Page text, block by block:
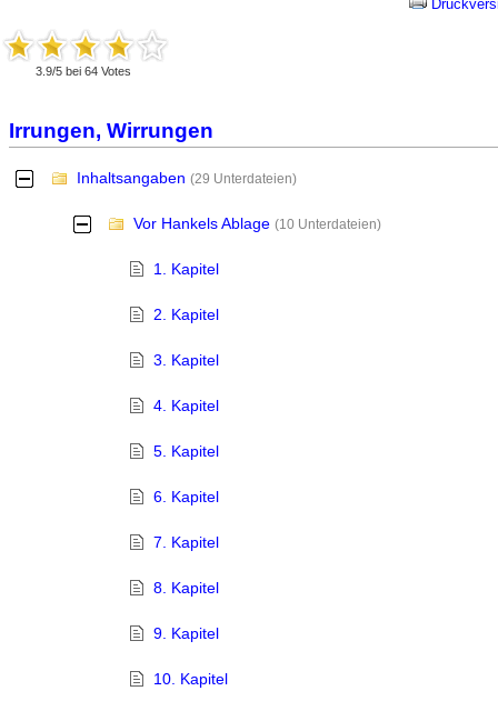
3.9/5 bei 64 Votes
Irrungen, Wirrungen
- Inhaltsangaben (29 Unterdateien)
- Vor Hankels Ablage (10 Unterdateien)
1. Kapitel
2. Kapitel
3. Kapitel
4. Kapitel
5. Kapitel
6. Kapitel
7. Kapitel
8. Kapitel
9. Kapitel
10. Kapitel